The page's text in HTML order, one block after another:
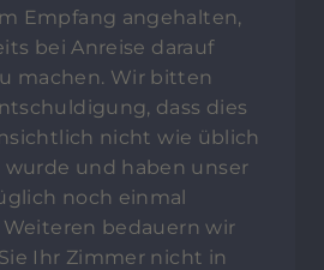
Empfang angehalten,
bei Anreise darauf
machen. Wir bitten
dass dies
nicht wie üblich
und haben unser
noch einmal
bedauern wir
Ihr Zimmer nicht in